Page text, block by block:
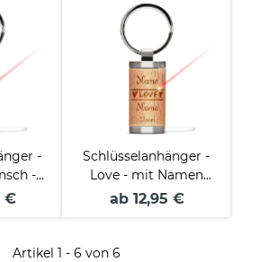
x 48
Echtholz - 24 x 48
-
-
-
€
Schlüsselanhänger -
Love - mit Namen
und Datum
Echtholz - 24 x 48
ab 12,95 €
Artikel 1 - 6 von 6